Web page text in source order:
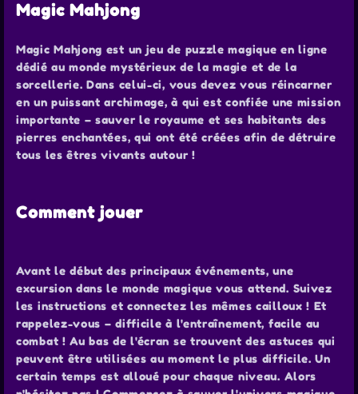
Magic Mahjong
Magic Mahjong est un jeu de puzzle magique en ligne
dédié au monde mystérieux de la magie et de la
sorcellerie. Dans celui-ci, vous devez vous réincarner
en un puissant archimage, à qui est confiée une mission
importante – sauver le royaume et ses habitants des
pierres enchantées, qui ont été créées afin de détruire
tous les êtres vivants autour !
Comment jouer
Avant le début des principaux événements, une
excursion dans le monde magique vous attend. Suivez
les instructions et connectez les mêmes cailloux ! Et
rappelez-vous – difficile à l'entraînement, facile au
combat ! Au bas de l'écran se trouvent des astuces qui
peuvent être utilisées au moment le plus difficile. Un
certain temps est alloué pour chaque niveau. Alors